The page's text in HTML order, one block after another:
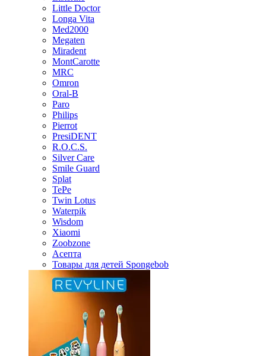
Little Doctor
Longa Vita
Med2000
Megaten
Miradent
MontCarotte
MRC
Omron
Oral-B
Paro
Philips
Pierrot
PresiDENT
R.O.C.S.
Silver Care
Smile Guard
Splat
TePe
Twin Lotus
Waterpik
Wisdom
Xiaomi
Zoobzone
Асепта
Товары для детей Spongebob